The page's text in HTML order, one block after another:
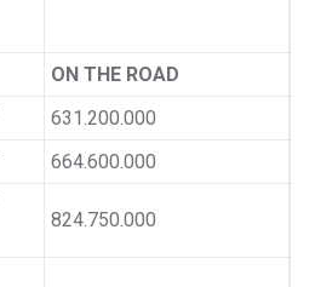
ON THE ROAD
631.200.000
664.600.000
824.750.000